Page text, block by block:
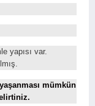
yapısı var.
mümkün